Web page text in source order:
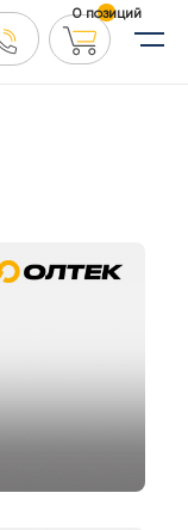
0 позиций